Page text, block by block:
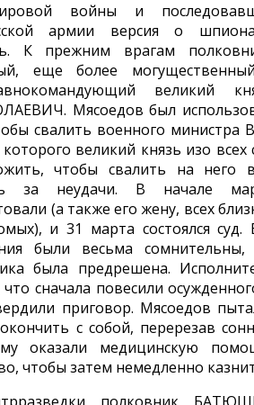
войны и
армии версия о
К прежним врагам
еще более
великий
Мясоедов был
свалить военного министра
великий князь изо всех
чтобы свалить на него
за неудачи. В начале
(а также его жену, всех
и 31 марта состоялся суд.
были весьма
была предрешена.
сначала повесили
приговор. Мясоедов
с собой, перерезав
оказали медицинскую
чтобы затем немедленно